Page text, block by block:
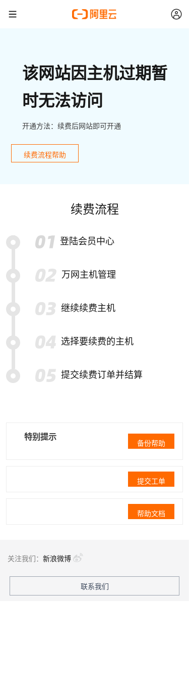
该网站因主机过期暂
时无法访问
开通方法：续费后网站即可开通
续费流程帮助
续费流程
登陆会员中心
万网主机管理
继续续费主机
选择要续费的主机
提交续费订单并结算
特别提示
备份帮助
提交工单
帮助文档